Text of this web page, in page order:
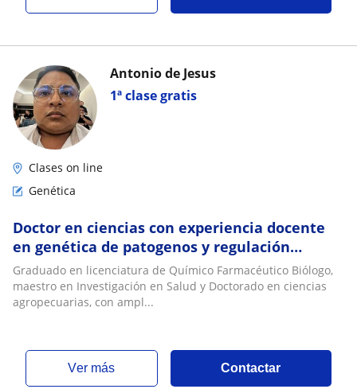
1ª clase gratis
Antonio de Jesus
Clases on line
Genética
Doctor en ciencias con experiencia docente
en genética de patogenos y regulación
genética
Graduado en licenciatura de Químico Farmacéutico Biólogo,
maestro en Investigación en Salud y Doctorado en ciencias
agropecuarias, con ampl...
ver más Contactar